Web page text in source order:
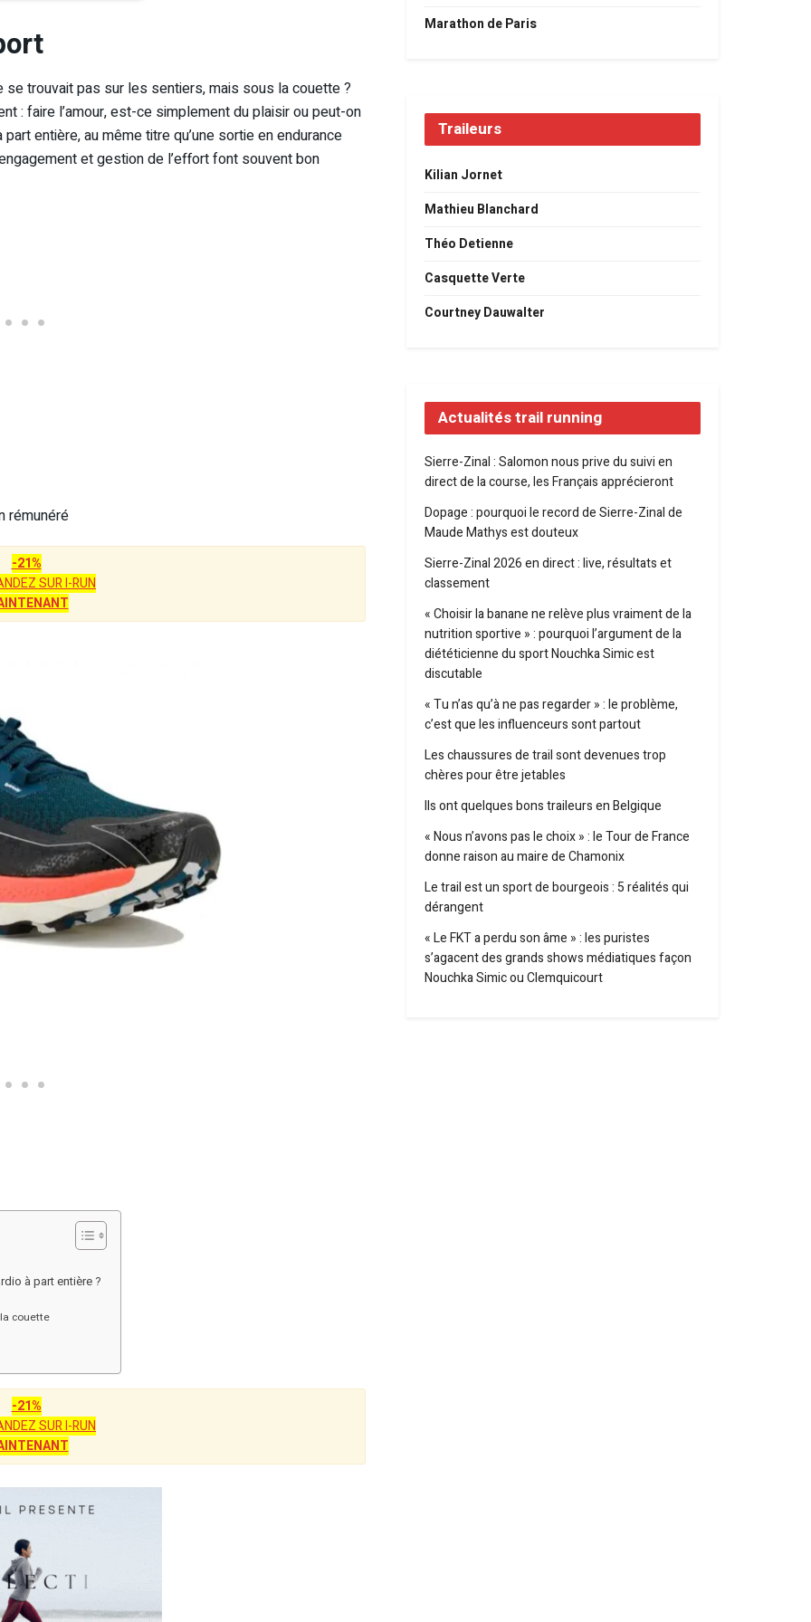
trouvait pas sur les sentiers, mais sous la couette ?
: faire l’amour, est-ce simplement du plaisir ou peut-on
entière, au même titre qu’une sortie en endurance
et gestion de l’effort font souvent bon
rémunéré
-21%
SUR I-RUN
à part entière ?
couette
-21%
SUR I-RUN
Marathon de Paris
Traileurs
Kilian Jornet
Mathieu Blanchard
Théo Detienne
Casquette Verte
Courtney Dauwalter
Actualités trail running
Sierre-Zinal : Salomon nous prive du suivi en
direct de la course, les Français apprécieront
Dopage : pourquoi le record de Sierre-Zinal de
Maude Mathys est douteux
Sierre-Zinal 2026 en direct : live, résultats et
classement
« Choisir la banane ne relève plus vraiment de la
nutrition sportive » : pourquoi l’argument de la
diététicienne du sport Nouchka Simic est
discutable
« Tu n’as qu’à ne pas regarder » : le problème,
c’est que les influenceurs sont partout
Les chaussures de trail sont devenues trop
chères pour être jetables
Ils ont quelques bons traileurs en Belgique
« Nous n’avons pas le choix » : le Tour de France
donne raison au maire de Chamonix
Le trail est un sport de bourgeois : 5 réalités qui
dérangent
« Le FKT a perdu son âme » : les puristes
s’agacent des grands shows médiatiques façon
Nouchka Simic ou Clemquicourt